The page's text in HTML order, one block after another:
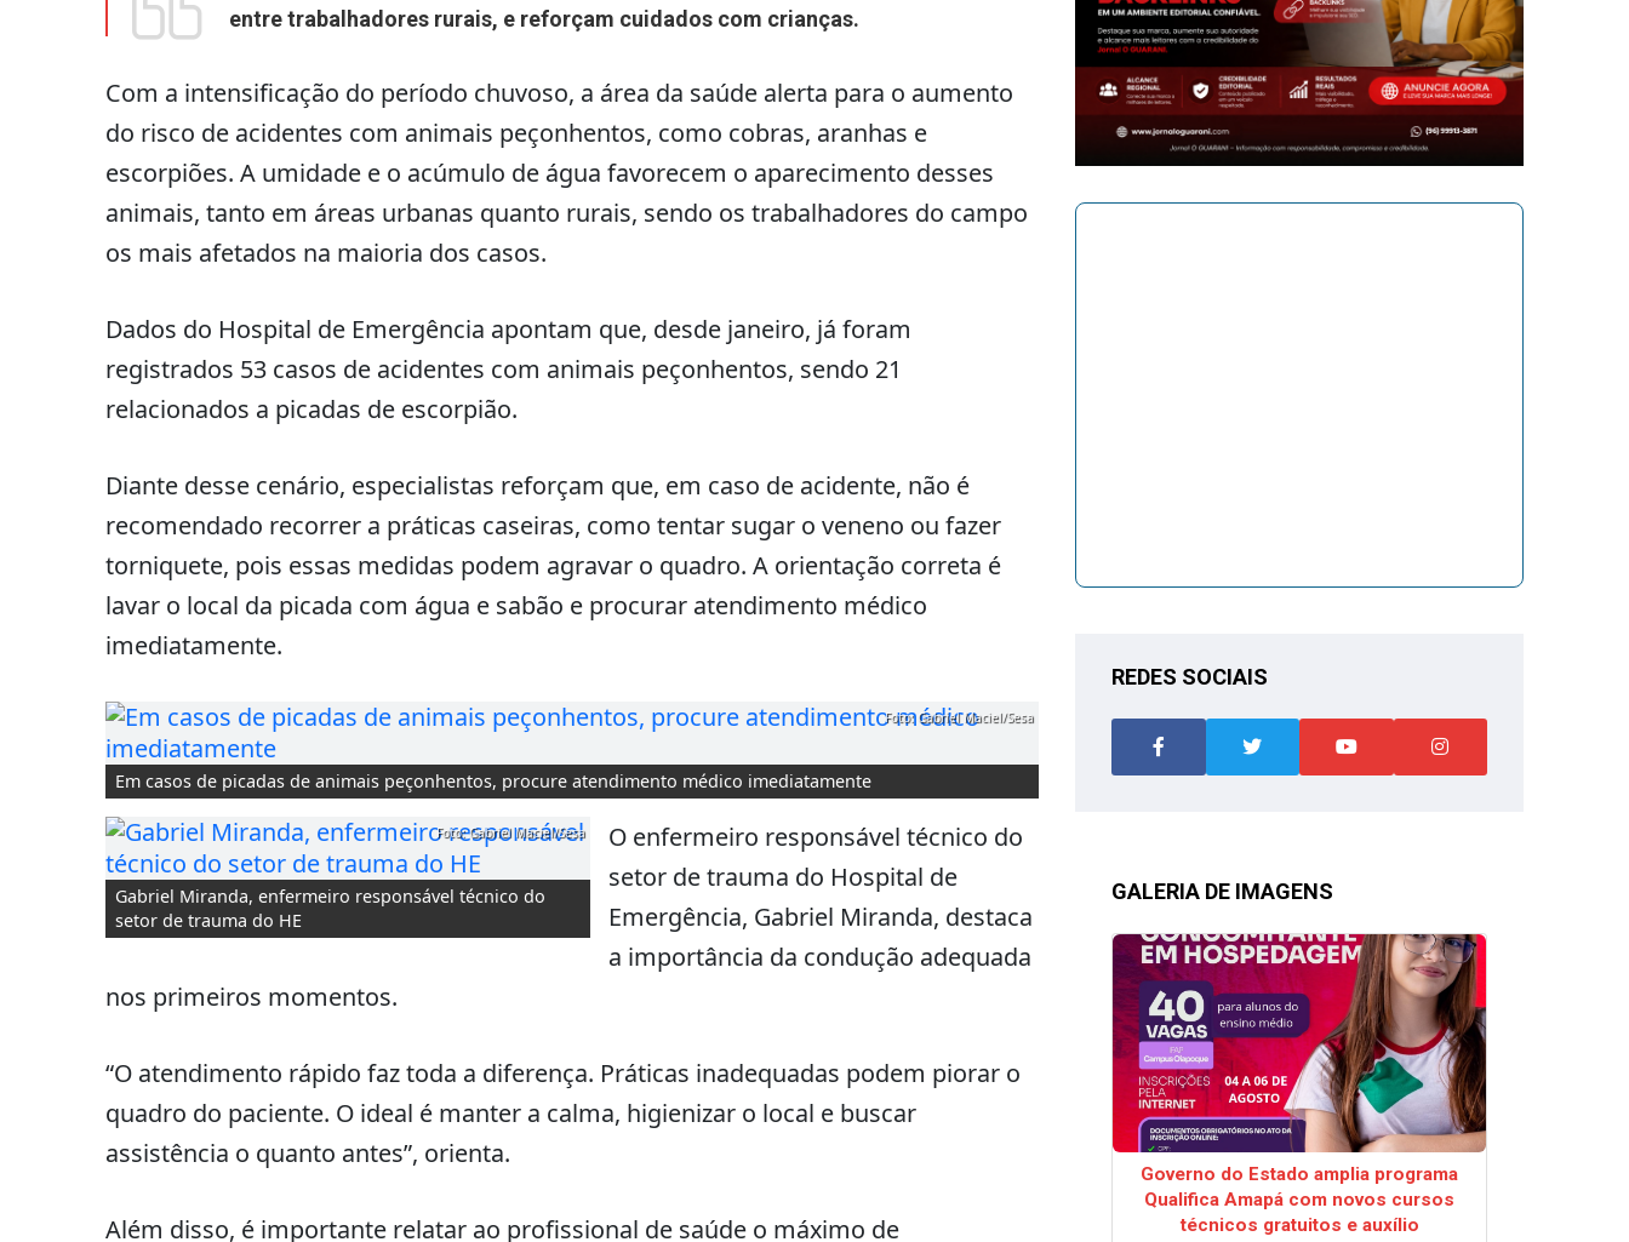
entre trabalhadores rurais, e reforçam cuidados com crianças.
Com a intensificação do período chuvoso, a área da saúde alerta para o aumento
do risco de acidentes com animais peçonhentos, como cobras, aranhas e
escorpiões. A umidade e o acúmulo de água favorecem o aparecimento desses
animais, tanto em áreas urbanas quanto rurais, sendo os trabalhadores do campo
os mais afetados na maioria dos casos.
Dados do Hospital de Emergência apontam que, desde janeiro, já foram
registrados 53 casos de acidentes com animais peçonhentos, sendo 21
relacionados a picadas de escorpião.
Diante desse cenário, especialistas reforçam que, em caso de acidente, não é
recomendado recorrer a práticas caseiras, como tentar sugar o veneno ou fazer
torniquete, pois essas medidas podem agravar o quadro. A orientação correta é
lavar o local da picada com água e sabão e procurar atendimento médico
imediatamente.
Em casos de picadas de animais peçonhentos, procure atendimento médico imediatamente
Foto: Gabriel Maciel/Sesa
Gabriel Miranda, enfermeiro responsável técnico do
setor de trauma do HE
Foto: Gabriel Maciel/Sesa
O enfermeiro responsável técnico do
setor de trauma do Hospital de
Emergência, Gabriel Miranda, destaca
a importância da condução adequada
nos primeiros momentos.
“O atendimento rápido faz toda a diferença. Práticas inadequadas podem piorar o
quadro do paciente. O ideal é manter a calma, higienizar o local e buscar
assistência o quanto antes”, orienta.
Além disso, é importante relatar ao profissional de saúde o máximo de
REDES SOCIAIS
GALERIA DE IMAGENS
Governo do Estado amplia programa
Qualifica Amapá com novos cursos
técnicos gratuitos e auxílio